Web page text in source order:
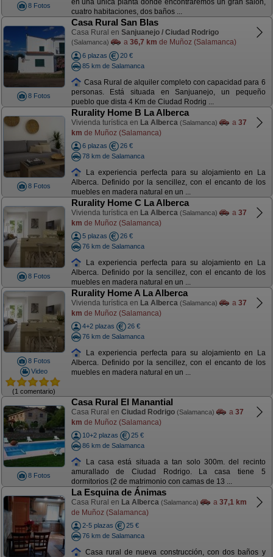
8 Fotos
en una única planta donde encontraremos un gran salón,
cuatro habitaciones, dos baños ...
8 Fotos
Casa Rural San Blas
Casa Rural en Sanjuanejo / Ciudad Rodrigo
(Salamanca) a 36,7 km de Muñoz (Salamanca)
6 plazas
20 €
85 km de Salamanca
Casa Rural de alquiler completo con capacidad para 6
personas. Está situada en Sanjuanejo, un pequeño
pueblo que dista 4 Km de Ciudad Rodrig ...
8 Fotos
Rurality Home B La Alberca
Vivienda turística en La Alberca (Salamanca) a 37
km de Muñoz (Salamanca)
6 plazas
26 €
78 km de Salamanca
La experiencia perfecta para su alojamiento en La
Alberca. Definido por la sencillez, con el encanto de los
muebles en madera natural en un ...
8 Fotos
Rurality Home C La Alberca
Vivienda turística en La Alberca (Salamanca) a 37
km de Muñoz (Salamanca)
5 plazas
26 €
76 km de Salamanca
La experiencia perfecta para su alojamiento en La
Alberca. Definido por la sencillez, con el encanto de los
muebles en madera natural en un ...
8 Fotos
Video
(1 comentario)
Rurality Home A La Alberca
Vivienda turística en La Alberca (Salamanca) a 37
km de Muñoz (Salamanca)
4+2 plazas
26 €
76 km de Salamanca
La experiencia perfecta para su alojamiento en La
Alberca. Definido por la sencillez, con el encanto de los
muebles en madera natural en un ...
8 Fotos
Casa Rural El Manantial
Casa Rural en Ciudad Rodrigo (Salamanca) a 37
km de Muñoz (Salamanca)
10+2 plazas
25 €
86 km de Salamanca
La casa está situada a tan solo 300m. del recinto
amurallado de Ciudad Rodrigo. La casa tiene 5
dormitorios (2 de matrimonio con camas de 13 ...
La Esquina de Ánimas
Casa Rural en La Alberca (Salamanca) a 37,1 km
de Muñoz (Salamanca)
2-5 plazas
25 €
76 km de Salamanca
Casa rural de nueva construcción, con dos baños y